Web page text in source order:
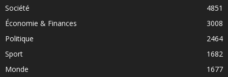
Société
4851
Économie & Finances
3008
Politique
2464
Sport
1682
Monde
1677